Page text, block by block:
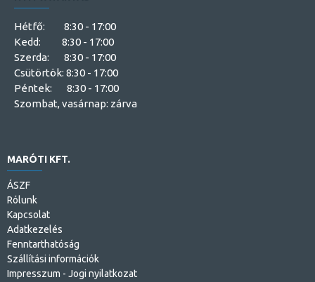
Hétfő: 8:30 - 17:00
Kedd: 8:30 - 17:00
Szerda: 8:30 - 17:00
Csütörtök: 8:30 - 17:00
Péntek: 8:30 - 17:00
Szombat, vasárnap: zárva
MARÓTI KFT.
ÁSZF
Rólunk
Kapcsolat
Adatkezelés
Fenntarthatóság
Szállítási információk
Impresszum - Jogi nyilatkozat